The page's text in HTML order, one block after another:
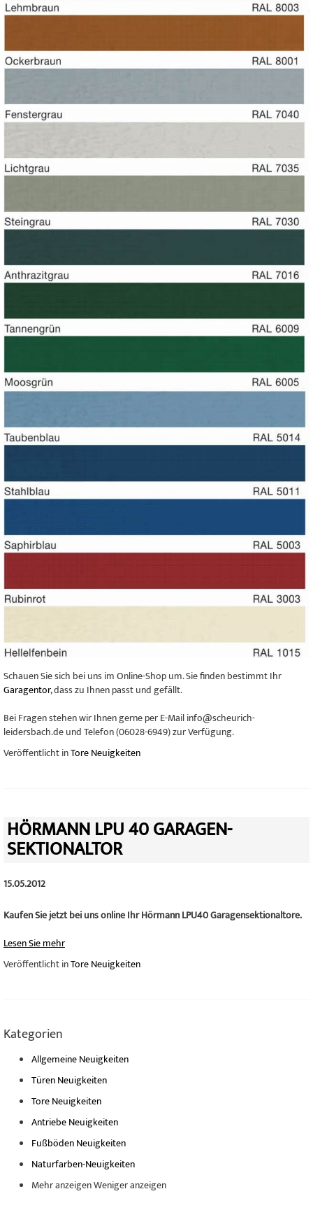
Schauen Sie sich bei uns im Online-Shop um. Sie finden bestimmt Ihr
Garagentor, dass zu Ihnen passt und gefällt.
Bei Fragen stehen wir Ihnen gerne per E-Mail info@scheurich-
leidersbach.de und Telefon (06028-6949) zur Verfügung.
Veröffentlicht inTore Neuigkeiten
HÖRMANN LPU 40 GARAGEN-
SEKTIONALTOR
15.05.2012
Kaufen Sie jetzt bei uns online Ihr Hörmann LPU40 Garagensektionaltore.
Lesen Sie mehr
Veröffentlicht inTore Neuigkeiten
Kategorien
Allgemeine Neuigkeiten
Türen Neuigkeiten
Tore Neuigkeiten
Antriebe Neuigkeiten
Fußböden Neuigkeiten
Naturfarben-Neuigkeiten
Mehr anzeigenWeniger anzeigen